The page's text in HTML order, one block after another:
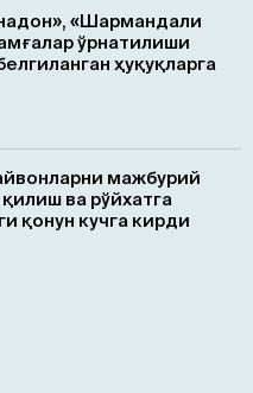
«Шармандали
ўрнатилиши
ҳуқуқларга
мажбурий
ва рўйхатга
қонун кучга кирди